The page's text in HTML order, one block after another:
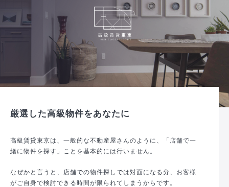
厳選した高級物件をあなたに
高級賃貸東京は、一般的な不動産屋さんのように、「店舗で一
緒に物件を探す」ことを基本的には行いません。
なぜかと言うと、店舗での物件探しでは対面になる分、お客様
がご自身で検討できる時間が限られてしまうからです。